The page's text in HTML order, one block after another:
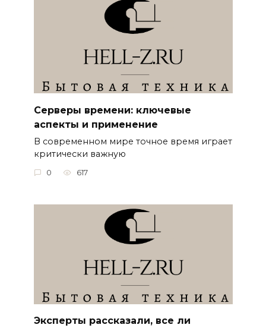
Серверы времени: ключевые
аспекты и применение
В современном мире точное время играет
критически важную
0 617
Эксперты рассказали, все ли